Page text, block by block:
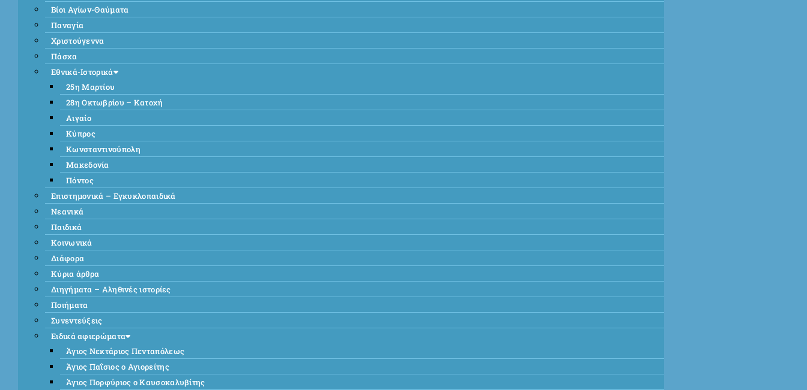
Βίοι Αγίων-Θαύματα
Παναγία
Χριστούγεννα
Πάσχα
Εθνικά-Ιστορικά
25η Μαρτίου
28η Οκτωβρίου – Κατοχή
Αιγαίο
Κύπρος
Κωνσταντινούπολη
Μακεδονία
Πόντος
Επιστημονικά – Εγκυκλοπαιδικά
Νεανικά
Παιδικά
Κοινωνικά
Διάφορα
Κύρια άρθρα
Διηγήματα – Αληθινές ιστορίες
Ποιήματα
Συνεντεύξεις
Ειδικά αφιερώματα
Άγιος Νεκτάριος Πενταπόλεως
Άγιος Παΐσιος ο Αγιορείτης
Άγιος Πορφύριος ο Καυσοκαλυβίτης